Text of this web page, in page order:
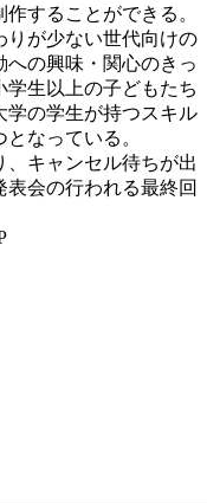
することができる。
りが少ない世代向けの
の興味・関心のきっ
生以上の子どもたち
学の学生が持つスキル
なっている。
、キャンセル待ちが出
会の行われる最終回